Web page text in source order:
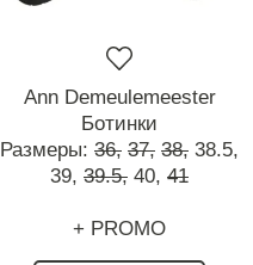
Ann Demeulemeester
Ботинки
Размеры: 36, 37, 38, 38.5,
39, 39.5, 40, 41
+ PROMO